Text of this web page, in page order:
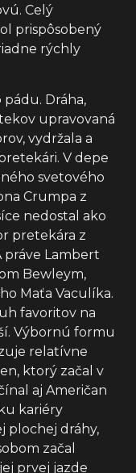
Celý
prispôsobený
rýchly
Dráha,
upravovaná
vydržala a
V depe
svetového
Crumpa z
nedostal ako
pretekára z
práve Lambert
Bewleym,
Maťa Vaculíka.
favoritov na
Výbornú formu
relatívne
ktorý začal v
aj Američan
kariéry
plochej dráhy,
začal
prvej jazde